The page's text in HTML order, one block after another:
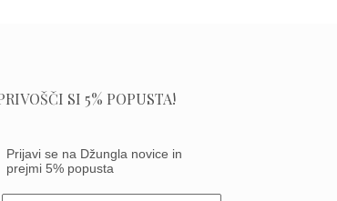
SI 5% POPUSTA!
Prijavi se na Džungla novice in
prejmi 5% popusta